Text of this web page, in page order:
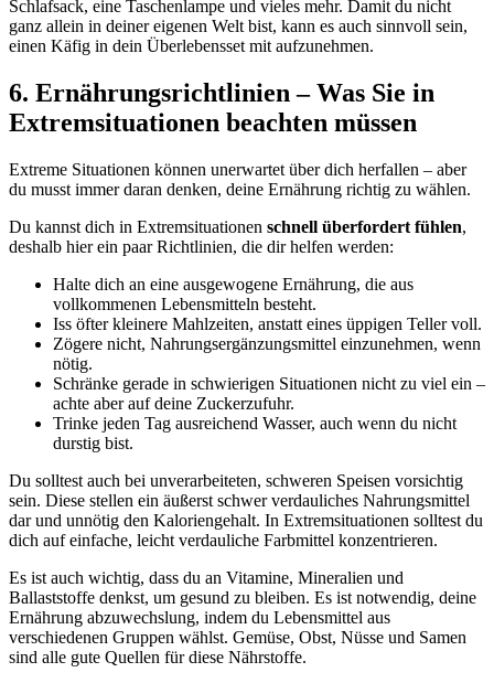
Schlafsack, eine Taschenlampe und vieles mehr. Damit du nicht
ganz allein in deiner eigenen Welt bist, kann es auch sinnvoll sein,
einen Käfig in dein Überlebensset mit aufzunehmen.
6. Ernährungsrichtlinien – Was Sie in
Extremsituationen beachten müssen
Extreme Situationen können unerwartet über dich herfallen – aber
du musst immer daran denken, deine Ernährung richtig zu wählen.
Du kannst dich in Extremsituationen schnell überfordert fühlen,
deshalb hier ein paar Richtlinien, die dir helfen werden:
Halte dich an eine ausgewogene Ernährung, die aus
vollkommenen Lebensmitteln besteht.
Iss öfter kleinere Mahlzeiten, anstatt eines üppigen Teller voll.
Zögere nicht, Nahrungsergänzungsmittel einzunehmen, wenn
nötig.
Schränke gerade in schwierigen Situationen nicht zu viel ein –
achte aber auf deine Zuckerzufuhr.
Trinke jeden Tag ausreichend Wasser, auch wenn du nicht
durstig bist.
Du solltest auch bei unverarbeiteten, schweren Speisen vorsichtig
sein. Diese stellen ein äußerst schwer verdauliches Nahrungsmittel
dar und unnötig den Kaloriengehalt. In Extremsituationen solltest du
dich auf einfache, leicht verdauliche Farbmittel konzentrieren.
Es ist auch wichtig, dass du an Vitamine, Mineralien und
Ballaststoffe denkst, um gesund zu bleiben. Es ist notwendig, deine
Ernährung abzuwechslung, indem du Lebensmittel aus
verschiedenen Gruppen wählst. Gemüse, Obst, Nüsse und Samen
sind alle gute Quellen für diese Nährstoffe.